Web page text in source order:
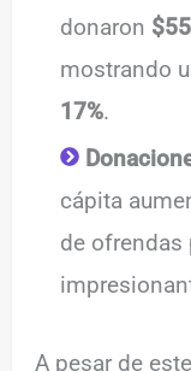
donaron
mostrando
17%.
cápita
de ofrendas
A pesar de